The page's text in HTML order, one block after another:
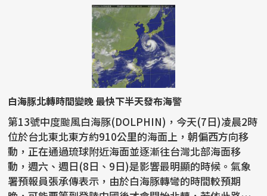
白海豚北轉時間變晚 最快下半天發布海警
第13號中度颱風白海豚(DOLPHIN)，今天(7日)凌晨2時
位於台北東北東方約910公里的海面上，朝偏西方向移
動，正在通過琉球附近海面並逐漸往台灣北部海面移
動，週六、週日(8日、9日)是影響最明顯的時候。氣象
署預報員張承傳表示，由於白海豚轉彎的時間較預期